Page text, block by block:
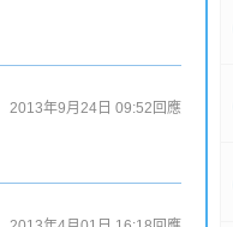
2013年9月24日 09:52 回應